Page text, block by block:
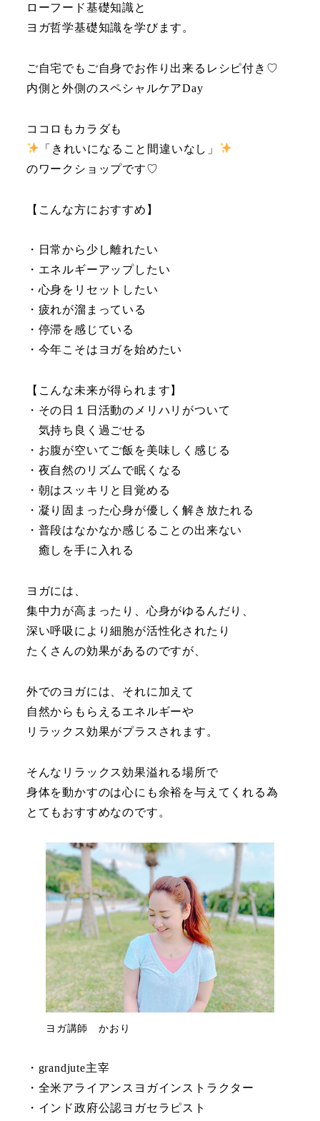
ローフード基礎知識と
ヨガ哲学基礎知識を学びます。
ご自宅でもご自身でお作り出来るレシピ付き♡
内側と外側のスペシャルケアDay
ココロもカラダも
「きれいになること間違いなし」
のワークショップです♡
【こんな方におすすめ】
・日常から少し離れたい
・エネルギーアップしたい
・心身をリセットしたい
・疲れが溜まっている
・停滞を感じている
・今年こそはヨガを始めたい
【こんな未来が得られます】
・その日１日活動のメリハリがついて
気持ち良く過ごせる
・お腹が空いてご飯を美味しく感じる
・夜自然のリズムで眠くなる
・朝はスッキリと目覚める
・凝り固まった心身が優しく解き放たれる
・普段はなかなか感じることの出来ない
癒しを手に入れる
ヨガには、
集中力が高まったり、心身がゆるんだり、
深い呼吸により細胞が活性化されたり
たくさんの効果があるのですが、
外でのヨガには、それに加えて
自然からもらえるエネルギーや
リラックス効果がプラスされます。
そんなリラックス効果溢れる場所で
身体を動かすのは心にも余裕を与えてくれる為
とてもおすすめなのです。
ヨガ講師 かおり
・grandjute主宰
・全米アライアンスヨガインストラクター
・インド政府公認ヨガセラピスト